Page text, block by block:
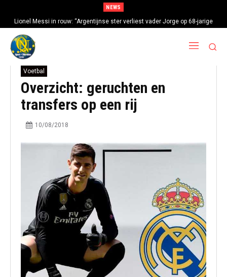
NEWS
Lionel Messi in rouw: “Argentijnse ster verliest vader Jorge op 68-jarige
leeftijd na gezondheidsproblemen”
Voetbal
Overzicht: geruchten en
transfers op een rij
10/08/2018